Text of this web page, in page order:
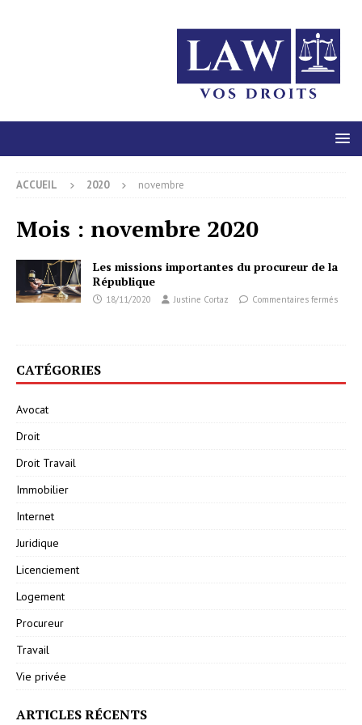
ACCUEIL 2020 novembre
Mois : novembre 2020
Les missions importantes du procureur de la
République
18/11/2020 Justine Cortaz Commentaires fermés
CATÉGORIES
Avocat
Droit
Droit Travail
Immobilier
Internet
Juridique
Licenciement
Logement
Procureur
Travail
Vie privée
ARTICLES RÉCENTS